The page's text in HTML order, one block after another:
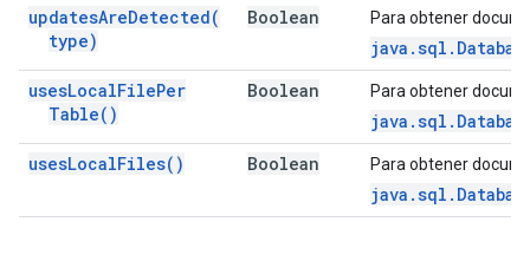
updatesAreDetected(
type)
Boolean Para obtener
usesLocalFilePer
Table( )
Boolean Para obtener
usesLocalFiles( ) Boolean Para obtener